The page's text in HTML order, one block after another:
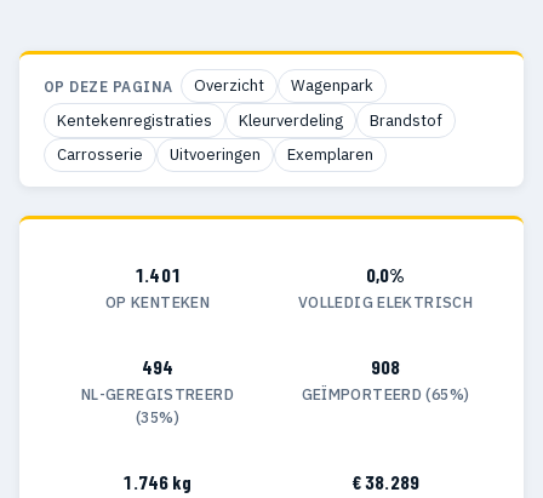
OP DEZE PAGINA Overzicht
Wagenpark
Kentekenregistraties
Kleurverdeling
Brandstof
Carrosserie
Uitvoeringen Exemplaren
1.401
OP KENTEKEN
0,0%
VOLLEDIG ELEKTRISCH
494
NL-GEREGISTREERD
(35%)
908
GEÏMPORTEERD (65%)
1.746 kg € 38.289